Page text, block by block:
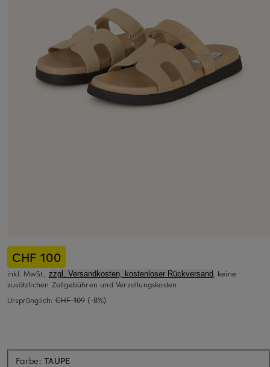
CHF 100
inkl. MwSt., zzgl. Versandkosten, kostenloser Rückversand, keine
zusätzlichen Zollgebühren und Verzollungskosten
Ursprünglich: CHF 109 (-8%)
Farbe:TAUPE